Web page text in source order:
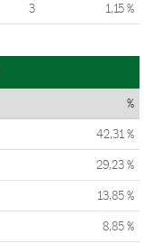
3 1,15 %
%
42,31 %
29,23 %
13,85 %
8,85 %